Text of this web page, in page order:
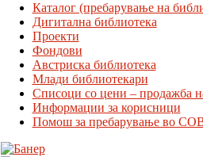
Каталог (пребарување на
Дигитална библиотека
Проекти
Фондови
Австриска библиотека
Млади библиотекари
Списоци со цени – продажба
Информации за корисници
Помош за пребарување во